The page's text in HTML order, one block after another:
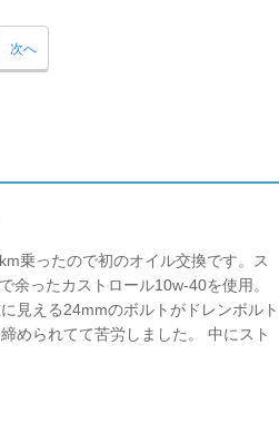
次へ
乗ったので初のオイル交換です。ス
余ったカストロール10w-40を使用。
見える24mmのボルトがドレンボルト
められてて苦労しました。 中にスト